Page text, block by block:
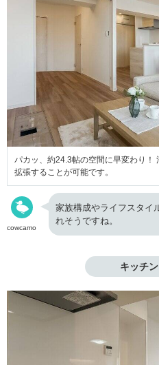
パカッ、約24.3帖の空間に早変わり！
拡張することが可能です。
cowcamo
家族構成やライフスタイ
れそうですね。
キッチ